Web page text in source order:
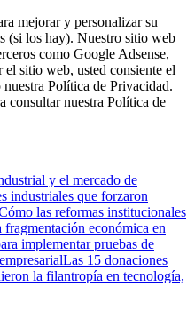
mejorar y personalizar su
(si los hay). Nuestro sitio web
como Google Adsense,
sitio web, usted consiente el
Política de Privacidad.
consultar nuestra Política de
y el mercado de
industriales que forzaron
las reformas institucionales
económica en
implementar pruebas de
Las 15 donaciones
la filantropía en tecnología,